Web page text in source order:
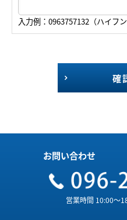
入力例：0963757132（ハイフン
確
お問い合わせ
営業時間 10:00～